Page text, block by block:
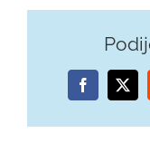
Facebook
X